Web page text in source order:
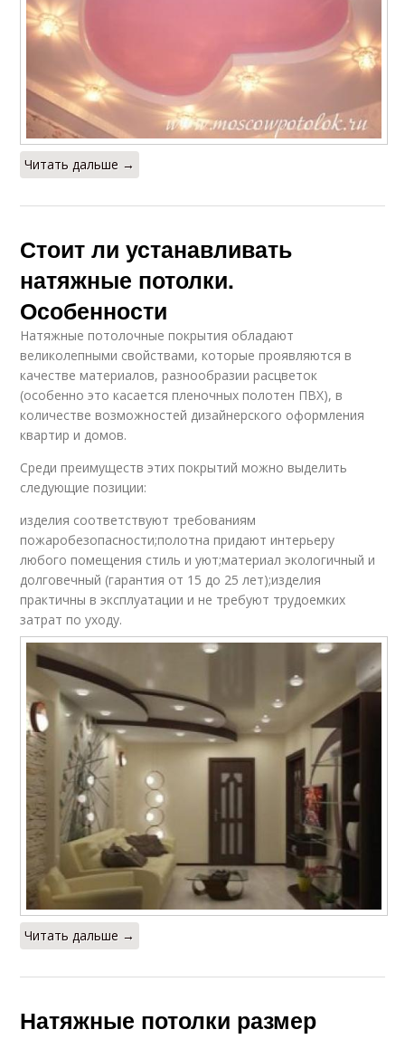
Читать дальше →
Стоит ли устанавливать
натяжные потолки.
Особенности
Натяжные потолочные покрытия обладают
великолепными свойствами, которые проявляются в
качестве материалов, разнообразии расцветок
(особенно это касается пленочных полотен ПВХ), в
количестве возможностей дизайнерского оформления
квартир и домов.
Среди преимуществ этих покрытий можно выделить
следующие позиции:
изделия соответствуют требованиям
пожаробезопасности;полотна придают интерьеру
любого помещения стиль и уют;материал экологичный и
долговечный (гарантия от 15 до 25 лет);изделия
практичны в эксплуатации и не требуют трудоемких
затрат по уходу.
Читать дальше →
Натяжные потолки размер